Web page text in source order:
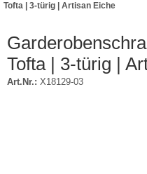
Tofta | 3-türig | Artisan Eiche
Tofta | 3-türig |
Art.Nr.: X18129-03